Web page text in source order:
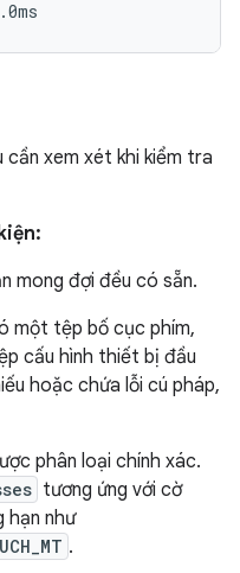
cần xem xét khi kiểm tra
mong đợi đều có sẵn.
một tệp bố cục phím,
cấu hình thiết bị đầu
hoặc chứa lỗi cú pháp,
phân loại chính xác.
tương ứng với cờ
hạn như
.